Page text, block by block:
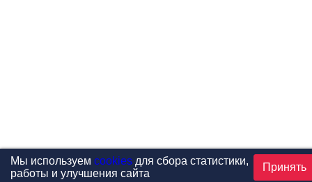
Мы используем cookiesдля сбора статистики,
работы и улучшения сайта
Принять